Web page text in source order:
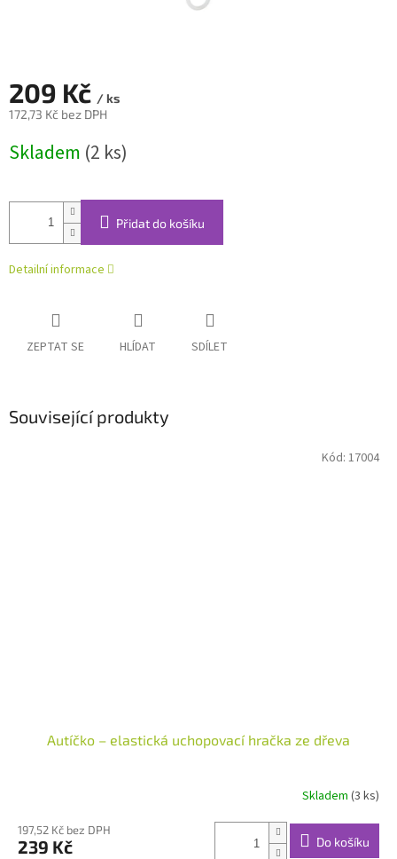
209 Kč / ks
172,73 Kč bez DPH
cena:
Skladem (2 ks)
Přidat do košíku
Detailní informace
ZEPTAT SE HLÍDAT SDÍLET
Související produkty
Autíčko – elastická uchopovací hračka ze dřeva
Skladem (3 ks)
197,52 Kč bez DPH
239 Kč Do košíku
Kód: 17004